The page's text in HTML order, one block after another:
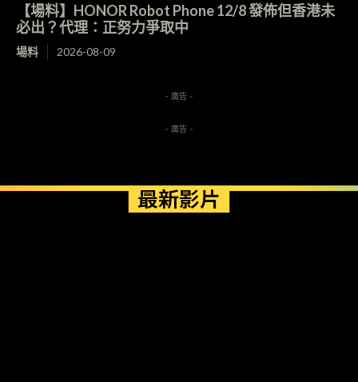
【場料】HONOR Robot Phone 12/8 發佈但香港未
必出？代理：正努力爭取中
場料 2026-08-09
- 廣告 -
- 廣告 -
最新影片